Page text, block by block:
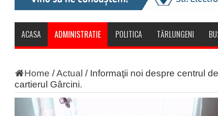
ACASA ADMINISTRATIE POLITICA TĂRLUNGENI
Home /Actual / Informaţii noi despre centrul
cartierul Gârcini.